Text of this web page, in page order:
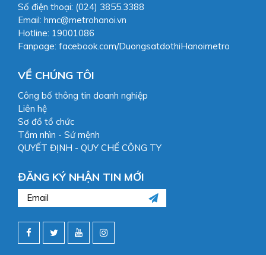
Số điện thoại: (024) 3855.3388
Email: hmc@metrohanoi.vn
Hotline: 19001086
Fanpage: facebook.com/DuongsatdothiHanoimetro
VỀ CHÚNG TÔI
Công bố thông tin doanh nghiệp
Liên hệ
Sơ đồ tổ chức
Tầm nhìn - Sứ mệnh
QUYẾT ĐỊNH - QUY CHẾ CÔNG TY
ĐĂNG KÝ NHẬN TIN MỚI